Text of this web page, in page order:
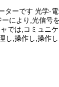
ターです 光学-
により,光信号
では,コミュニ
し,操作し,操作